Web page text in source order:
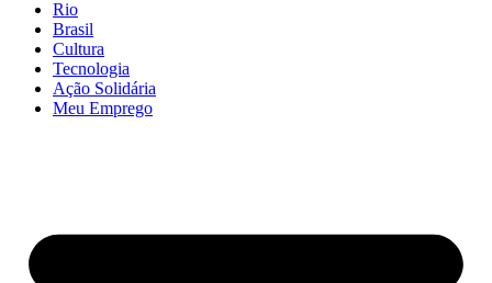
Rio
Brasil
Cultura
Tecnologia
Ação Solidária
Meu Emprego